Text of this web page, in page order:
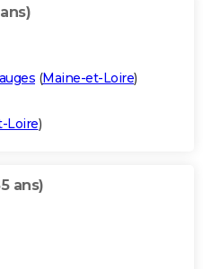
(Maine-et-Loire)
Loire)
ans)